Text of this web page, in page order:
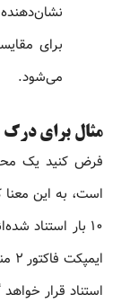
برای
می‌شود.
مثال برای درک
۱۰ بار استناد
استناد قرار